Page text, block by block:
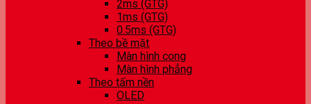
2ms (GTG)
1ms (GTG)
0.5ms (GTG)
Theo bề mặt
Màn hình cong
Màn hình phẳng
Theo tấm nền
OLED